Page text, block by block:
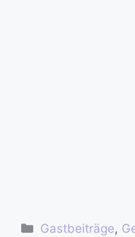
Gastbeiträge,